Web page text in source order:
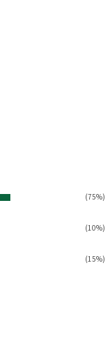
(75%)
(10%)
(15%)